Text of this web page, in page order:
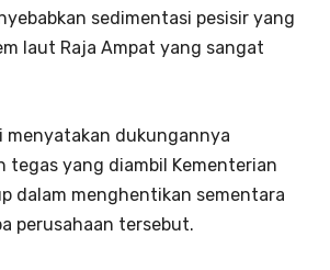
sedimentasi pesisir yang
laut Raja Ampat yang sangat
menyatakan dukungannya
tegas yang diambil Kementerian
dalam menghentikan sementara
perusahaan tersebut.